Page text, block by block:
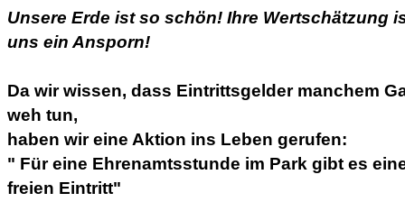
Unsere Erde ist so schön! Ihre Wertschätzung
uns ein Ansporn!
Da wir wissen, dass Eintrittsgelder manchem
weh tun,
haben wir eine Aktion ins Leben gerufen:
" Für eine Ehrenamtsstunde im Park gibt es
freien Eintritt"